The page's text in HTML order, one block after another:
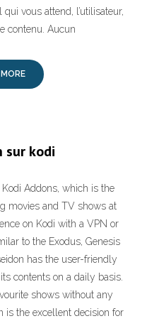
qui vous attend, l’utilisateur,
contenu. Aucun
sur kodi
Kodi Addons, which is the
movies and TV shows at
on Kodi with a VPN or
to the Exodus, Genesis
has the user-friendly
contents on a daily basis.
shows without any
is the excellent decision for